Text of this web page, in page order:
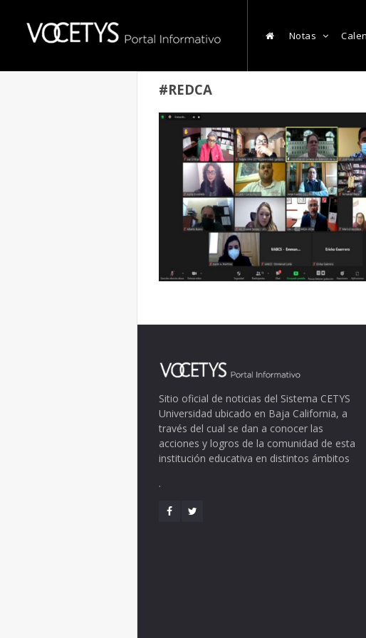
Notas
#REDCA
Sitio oficial de noticias del Sistema CETYS
Universidad ubicado en Baja California, a
través del cual se dan a conocer las
acciones y logros de la comunidad de esta
institución educativa en distintos ámbitos
.